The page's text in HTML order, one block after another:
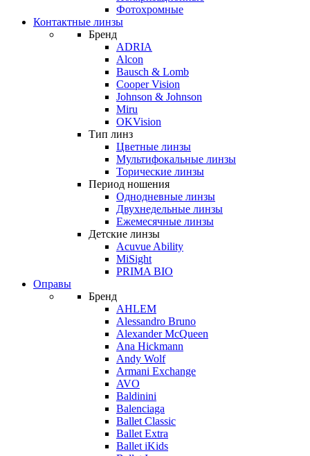
Фотохромные
Контактные линзы
Бренд
ADRIA
Alcon
Bausch & Lomb
Cooper Vision
Johnson & Johnson
Miru
OKVision
Тип линз
Цветные линзы
Мультифокальные линзы
Торические линзы
Период ношения
Однодневные линзы
Двухнедельные линзы
Ежемесячные линзы
Детские линзы
Acuvue Ability
MiSight
PRIMA BIO
Оправы
Бренд
AHLEM
Alessandro Bruno
Alexander McQueen
Ana Hickmann
Andy Wolf
Armani Exchange
AVO
Baldinini
Balenciaga
Ballet Classic
Ballet Extra
Ballet iKids